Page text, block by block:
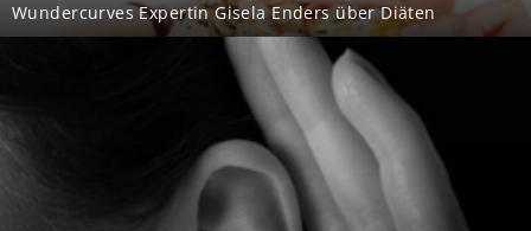
Wundercurves Expertin Gisela Enders über Diäten